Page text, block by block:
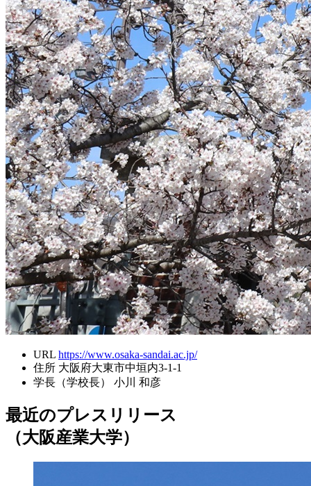
URL https://www.osaka-sandai.ac.jp/
住所 大阪府大東市中垣内3-1-1
学長（学校長）
小川 和彦
最近のプレスリリース
（大阪産業大学）